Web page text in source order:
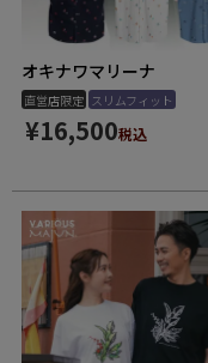
オキナワマリーナ
直営店限定 スリムフィット
¥16,500税込